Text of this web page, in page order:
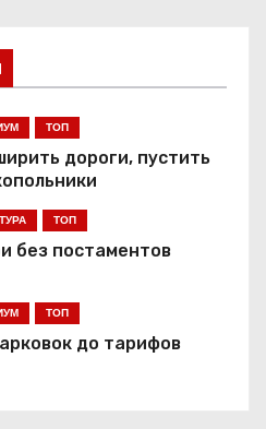
ТОП
дороги, пустить
ТОП
без постаментов
ТОП
до тарифов